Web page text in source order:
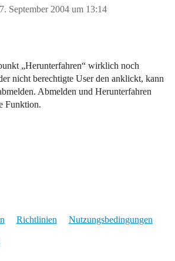
7. September 2004 um 13:14
„Herunterfahren“ wirklich noch
nicht berechtigte User den anklickt, kann
Abmelden und Herunterfahren
Funktion.
Richtlinien Nutzungsbedingungen